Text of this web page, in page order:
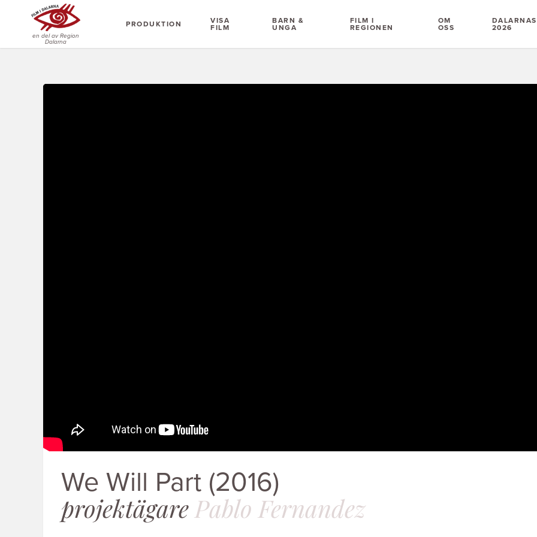
en del av Region
Dalarna
PRODUKTION
VISA
FILM
BARN &
UNGA
FILM I
REGIONEN
OM
OSS
2026
We Will Part (2016)
projektägare Pablo Fernandez